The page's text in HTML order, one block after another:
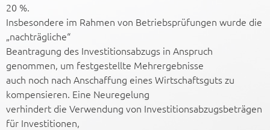
20 %.
Insbesondere im Rahmen von Betriebsprüfungen wurde die
„nachträgliche“
Beantragung des Investitionsabzugs in Anspruch
genommen, um festgestellte Mehrergebnisse
auch noch nach Anschaffung eines Wirtschaftsguts zu
kompensieren. Eine Neuregelung
verhindert die Verwendung von Investitionsabzugsbeträgen
für Investitionen,